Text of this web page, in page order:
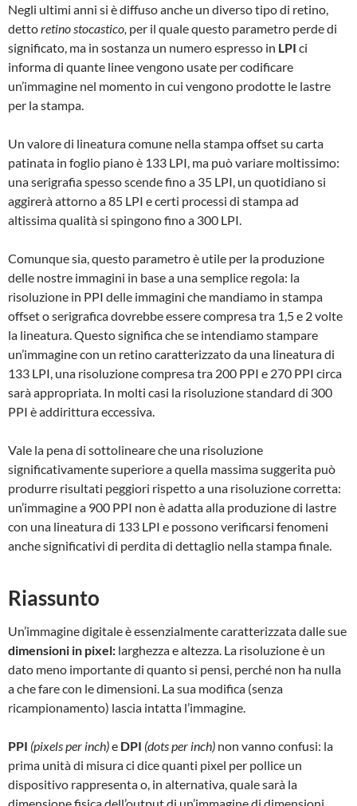
Negli ultimi anni si è diffuso anche un diverso tipo di retino,
dettoretino stocastico, per il quale questo parametro perde di
significato, ma in sostanza un numero espresso in LPI ci
informa di quante linee vengono usate per codificare
un’immagine nel momento in cui vengono prodotte le lastre
per la stampa.
Un valore di lineatura comune nella stampa offset su carta
patinata in foglio piano è 133 LPI, ma può variare moltissimo:
una serigrafia spesso scende fino a 35 LPI, un quotidiano si
aggirerà attorno a 85 LPI e certi processi di stampa ad
altissima qualità si spingono fino a 300 LPI.
Comunque sia, questo parametro è utile per la produzione
delle nostre immagini in base a una semplice regola: la
risoluzione in PPI delle immagini che mandiamo in stampa
offset o serigrafica dovrebbe essere compresa tra 1,5 e 2 volte
la lineatura. Questo significa che se intendiamo stampare
un’immagine con un retino caratterizzato da una lineatura di
133 LPI, una risoluzione compresa tra 200 PPI e 270 PPI circa
sarà appropriata. In molti casi la risoluzione standard di 300
PPI è addirittura eccessiva.
Vale la pena di sottolineare che una risoluzione
significativamente superiore a quella massima suggerita può
produrre risultati peggiori rispetto a una risoluzione corretta:
un’immagine a 900 PPI non è adatta alla produzione di lastre
con una lineatura di 133 LPI e possono verificarsi fenomeni
anche significativi di perdita di dettaglio nella stampa finale.
Riassunto
Un’immagine digitale è essenzialmente caratterizzata dalle sue
dimensioni in pixel: larghezza e altezza. La risoluzione è un
dato meno importante di quanto si pensi, perché non ha nulla
a che fare con le dimensioni. La sua modifica (senza
ricampionamento) lascia intatta l’immagine.
PPI (pixels per inch)e DPI (dots per inch) non vanno confusi: la
prima unità di misura ci dice quanti pixel per pollice un
dispositivo rappresenta o, in alternativa, quale sarà la